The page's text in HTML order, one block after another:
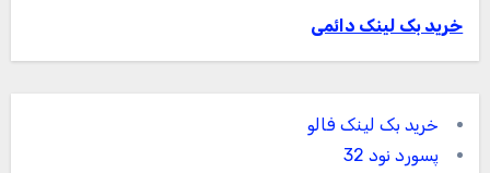
خرید بک لینک دائمی
خرید بک لینک فالو
پسورد نود 32